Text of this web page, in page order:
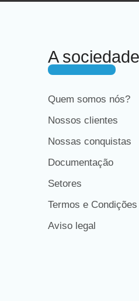
A sociedade
Quem somos nós?
Nossos clientes
Nossas conquistas
Documentação
Setores
Termos e Condições
Aviso legal